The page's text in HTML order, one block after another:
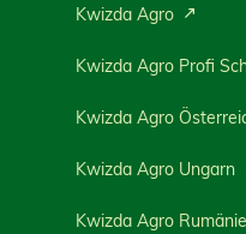
Kwizda Agro
Kwizda Agro Profi
Kwizda Agro
Kwizda Agro Ungarn
Kwizda Agro